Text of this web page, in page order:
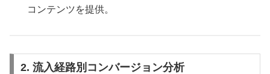
コンテンツを提供。
2. 流入経路別コンバージョン分析